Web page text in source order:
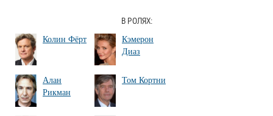
В РОЛЯХ:
Колин Фёрт
Кэмерон
Диаз
Алан
Рикман
Том Кортни